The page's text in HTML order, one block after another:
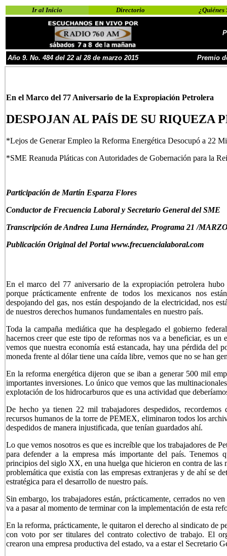
Ir al Inicio Directorio ¿Quiénes
Año 9. No. 484 del 22 al 28 de marzo2015 Premio
En el Marco del 77 Aniversario de la Expropiación Petrolera
DESPOJAN AL PAÍS DE SU RIQUEZA
*Lejos de Generar Empleo la Reforma Energética Desocupó a 22
*SME Reanuda Pláticas con Autoridades de Gobernación para la
Participación de Martín Esparza Flores
Conductor de Frecuencia Laboraly Secretario General del SME
Transcripción de Andrea Luna Hernández, Programa 21 /
Publicación Original del Portal www.frecuencialaboral.com
En el marco del 77 aniversario de la expropiación petrolera hubo
porque prácticamente enfrente de todos los mexicanos nos
despojando del gas, nos están despojando de la electricidad, nos
de nuestros derechos humanos fundamentales en nuestro país.
Toda la campaña mediática que ha desplegado el gobierno
hacernos creer que este tipo de reformas nos va a beneficiar, es
vemos que nuestra economía está estancada, hay una pérdida del
moneda frente al dólar tiene una caída libre, vemos que no se han
En la reforma energética dijeron que se iban a generar 500 mil
importantes inversiones. Lo único que vemos que las
explotación de los hidrocarburos que es una actividad que
De hecho ya tienen 22 mil trabajadores despedidos,
recursos humanos de la torre de PEMEX, eliminaron todos los
despedidos de manera injustificada, que tenían guardados ahí.
Lo que vemos nosotros es que es increíble que los trabajadores de
para defender a la empresa más importante del país. Tenemos
principios del siglo XX, en una huelga que hicieron en contra de las
problemática que existía con las empresas extranjeras y de ahí se
estratégica para el desarrollo de nuestro país.
Sin embargo, los trabajadores están, prácticamente, cerrados no
va a pasar al momento de terminar con la implementación de esta
En la reforma, prácticamente, le quitaron el derecho al sindicato de
con voto por ser titulares del contrato colectivo de trabajo. El
crearon una empresa productiva del estado, va a estar el Secretario